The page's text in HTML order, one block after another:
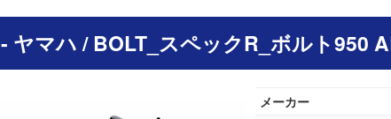
- ヤマハ / BOLT_スペックR_ボルト950
メーカー